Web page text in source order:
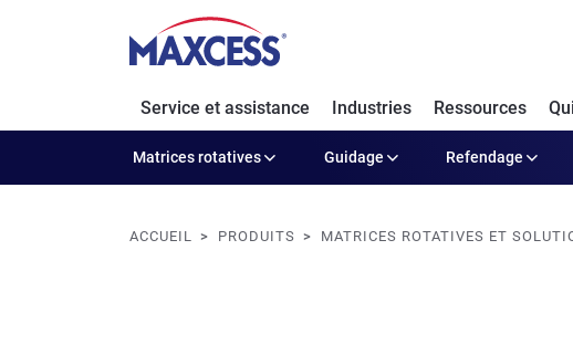
Service et assistance Industries Ressources
Matrices rotatives Guidage Refendage
ACCUEIL PRODUITS MATRICES ROTATIVES ET